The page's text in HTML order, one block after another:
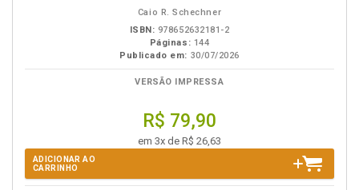
Caio R. Schechner
ISBN: 978652632181-2
Páginas: 144
Publicado em: 30/07/2026
VERSÃO IMPRESSA
R$ 79,90
em 3x de R$ 26,63
ADICIONAR AO
CARRINHO